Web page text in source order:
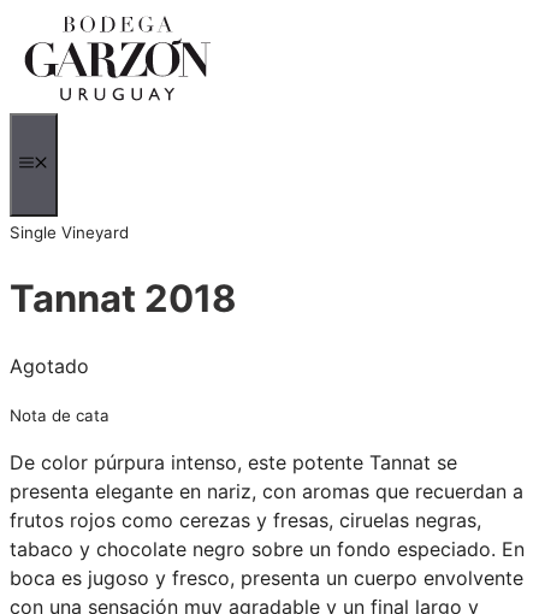
contenido
Single Vineyard
Tannat 2018
Agotado
Nota de cata
De color púrpura intenso, este potente Tannat se
presenta elegante en nariz, con aromas que recuerdan a
frutos rojos como cerezas y fresas, ciruelas negras,
tabaco y chocolate negro sobre un fondo especiado. En
boca es jugoso y fresco, presenta un cuerpo envolvente
con una sensación muy agradable y un final largo y